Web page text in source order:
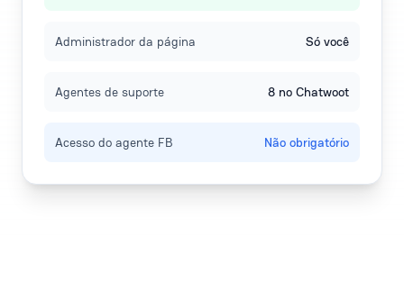
Administrador da página Só você
Agentes de suporte 8 no Chatwoot
Acesso do agente FB Não obrigatório